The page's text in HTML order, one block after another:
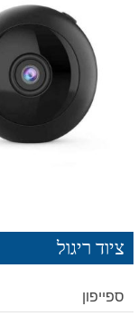
ציוד ריגול
ספייפון